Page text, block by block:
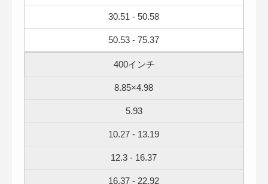
30.51 - 50.58
50.53 - 75.37
400インチ
8.85×4.98
5.93
10.27 - 13.19
12.3 - 16.37
16.37 - 22.92